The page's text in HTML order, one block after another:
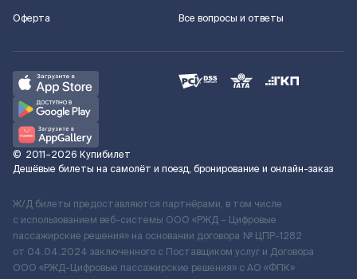
Оферта
Все вопросы и ответы
© 2011–2026 Купибилет
Дешёвые билеты на самолёт и поезд, бронирование и онлайн-заказ
Ж/Д билеты предоставляются партнёрами, в том числе
с использованием веб-системы ООО «РЖД – Цифровые
пассажирские решения» на основании договора № ЦПР-1282
от 04.04.2024 заключенного с Поставщиком услуг и Договора
ООО «РЖД-Цифровые пассажирские решения» c АО «ФПК»